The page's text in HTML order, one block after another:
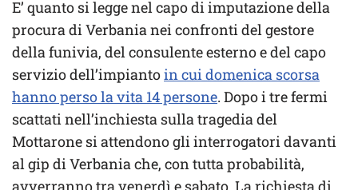
E’ quanto si legge nel capo di imputazione della
procura di Verbania nei confronti del gestore
della funivia, del consulente esterno e del capo
servizio dell’impiantoin cui domenica scorsa
hanno perso la vita 14 persone. Dopo i tre fermi
scattati nell’inchiesta sulla tragedia del
Mottarone si attendono gli interrogatori davanti
al gip di Verbania che, con tutta probabilità,
avverranno tra venerdì e sabato. La richiesta di